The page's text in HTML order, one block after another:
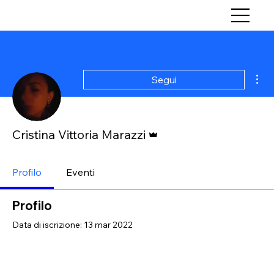
Segui
Cristina Vittoria Marazzi
Profilo Eventi
Profilo
Data di iscrizione: 13 mar 2022